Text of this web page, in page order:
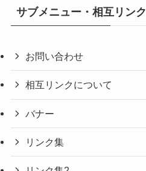
サブメニュー・相互リンク
お問い合わせ
相互リンクについて
バナー
リンク集